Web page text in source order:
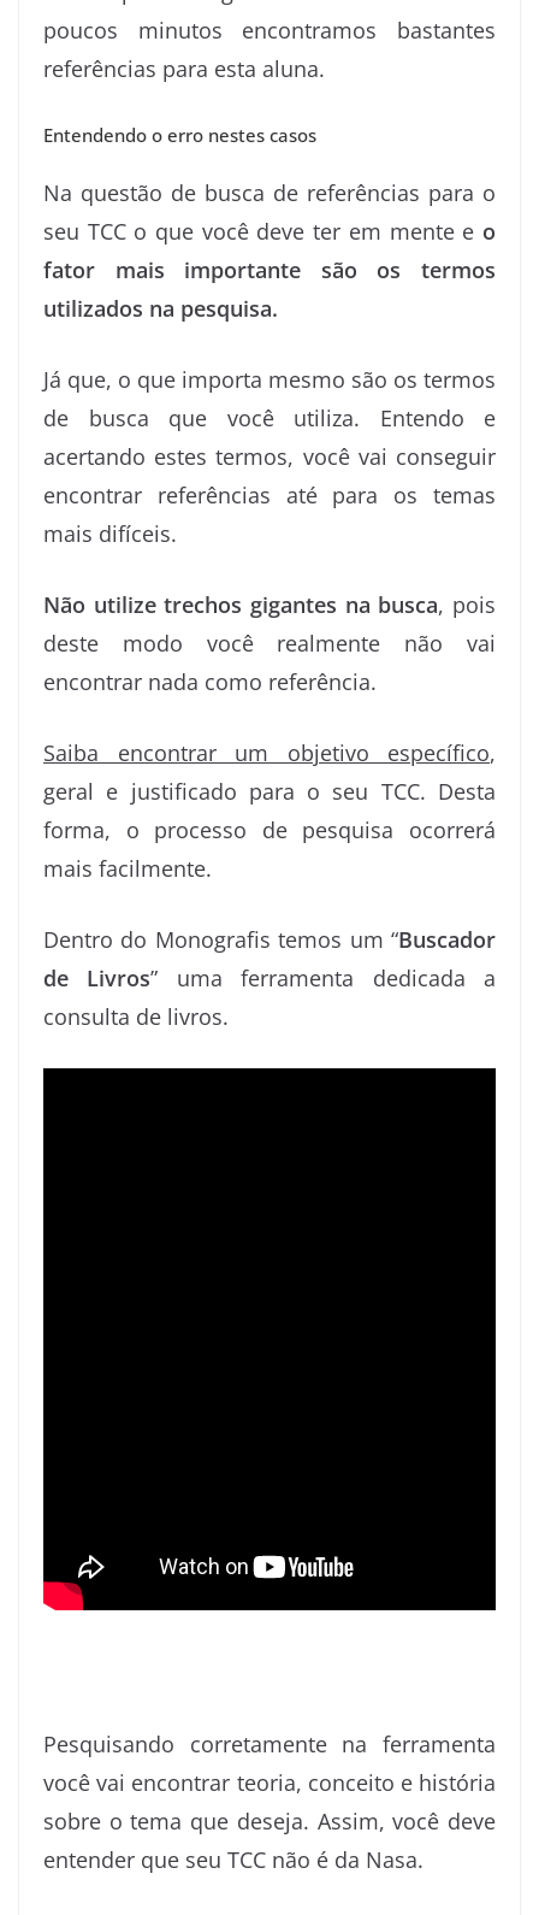
poucos minutos encontramos bastantes
referências para esta aluna.
Entendendo o erro nestes casos
Na questão de busca de referências para o
seu TCC o que você deve ter em mente e o
fator mais importante são os termos
utilizados na pesquisa.
Já que, o que importa mesmo são os termos
de busca que você utiliza. Entendo e
acertando estes termos, você vai conseguir
encontrar referências até para os temas
mais difíceis.
Não utilize trechos gigantes na busca, pois
deste modo você realmente não vai
encontrar nada como referência.
Saiba encontrar um objetivo específico,
geral e justificado para o seu TCC. Desta
forma, o processo de pesquisa ocorrerá
mais facilmente.
Dentro do Monografis temos um “Buscador
de Livros” uma ferramenta dedicada a
consulta de livros.
Pesquisando corretamente na ferramenta
você vai encontrar teoria, conceito e história
sobre o tema que deseja. Assim, você deve
entender que seu TCC não é da Nasa.